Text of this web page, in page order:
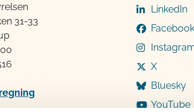
31-33
LinkedIn
Facebook
X
Bluesky
YouTube